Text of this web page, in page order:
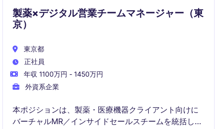
製薬×デジタル営業チームマネージャー（東
京）
東京都
正社員
年収 1100万円 - 1450万円
外資系企業
本ポジションは、製薬・医療機器クライアント向けに
バーチャルMR／インサイドセールスチームを統括し、